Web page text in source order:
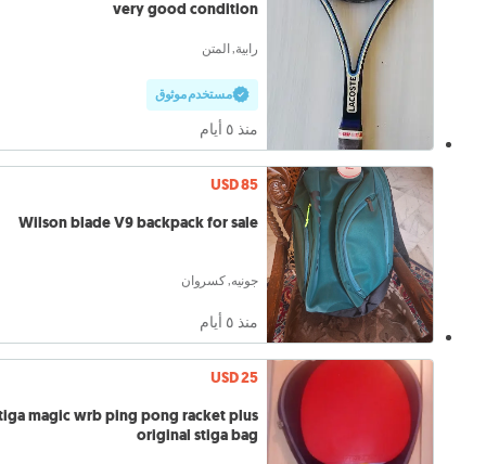
very good condition
رابية, المتن
مستخدم موثوق
منذ ٥ أيام
USD 85
Wilson blade V9 backpack for sale
جونيه, كسروان
منذ ٥ أيام
USD 25
magic wrb ping pong racket plus
original stiga bag